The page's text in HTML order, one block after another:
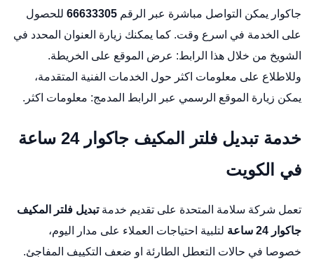
جاكوار يمكن التواصل مباشرة عبر الرقم 66633305للحصول
على الخدمة في اسرع وقت. كما يمكنك زيارة العنوان المحدد في
الشويخ من خلال هذا الرابط: عرض الموقع على الخريطة.
وللاطلاع على معلومات اكثر حول الخدمات الفنية المتقدمة،
يمكن زيارة الموقع الرسمي عبر الرابط المدمج: معلومات اكثر .
خدمة تبديل فلتر المكيف جاكوار 24 ساعة
في الكويت
تعمل شركة سلامة المتحدة على تقديم خدمةتبديل فلتر المكيف
جاكوار 24 ساعة
لتلبية احتياجات العملاء على مدار اليوم،
خصوصا في حالات التعطل الطارئة او ضعف التكييف المفاجئ.